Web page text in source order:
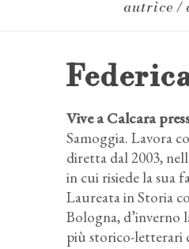
autrice /
Vive a Calcara
Samoggia. Lavora
diretta dal 2003,
in cui risiede la sua
Laureata in Storia
Bologna, d’inverno
più storico-letterari